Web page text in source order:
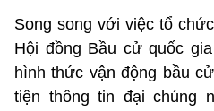
Song song với việc tổ
Hội đồng Bầu cử quốc
hình thức vận động bầu
tiện thông tin đại chúng